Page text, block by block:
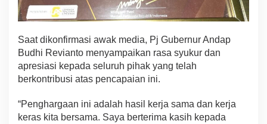
Saat dikonfirmasi awak media, Pj Gubernur Andap
Budhi Revianto menyampaikan rasa syukur dan
apresiasi kepada seluruh pihak yang telah
berkontribusi atas pencapaian ini.
“Penghargaan ini adalah hasil kerja sama dan kerja
keras kita bersama. Saya berterima kasih kepada